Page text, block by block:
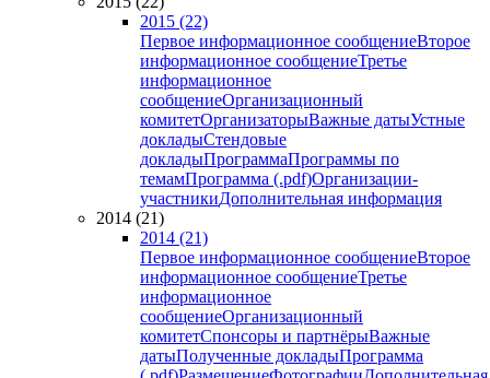
2015 (22)
Первое информационное сообщениеВторое
информационное сообщениеТретье
информационное
сообщениеОрганизационный
комитетОрганизаторыВажные датыУстные
докладыСтендовые
докладыПрограммаПрограммы по
темамПрограмма (.pdf)Организации-
участникиДополнительная информация
2014 (21)
2014 (21)
Первое информационное сообщениеВторое
информационное сообщениеТретье
информационное
сообщениеОрганизационный
комитетСпонсоры и партнёрыВажные
датыПолученные докладыПрограмма